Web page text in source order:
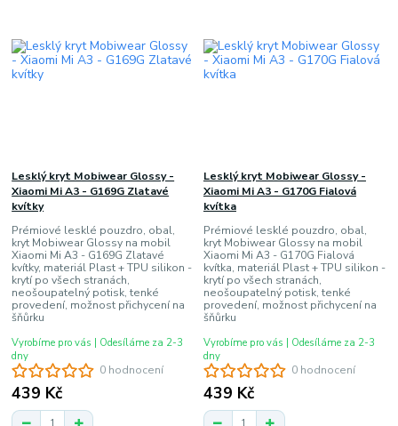
0 hodnocení
Lesklý kryt Mobiwear Glossy -
Xiaomi Mi A3 - G169G Zlatavé
kvítky
Prémiové lesklé pouzdro, obal,
kryt Mobiwear Glossy na mobil
Xiaomi Mi A3 - G169G Zlatavé
kvítky, materiál Plast + TPU silikon -
krytí po všech stranách,
neošoupatelný potisk, tenké
provedení, možnost přichycení na
šňůrku
439 Kč
Vyrobíme pro vás | Odesíláme za 2-3
dny
0 hodnocení
Lesklý kryt Mobiwear Glossy -
Xiaomi Mi A3 - G170G Fialová
kvítka
Prémiové lesklé pouzdro, obal,
kryt Mobiwear Glossy na mobil
Xiaomi Mi A3 - G170G Fialová
kvítka, materiál Plast + TPU silikon -
krytí po všech stranách,
neošoupatelný potisk, tenké
provedení, možnost přichycení na
šňůrku
439 Kč
Vyrobíme pro vás | Odesíláme za 2-3
dny